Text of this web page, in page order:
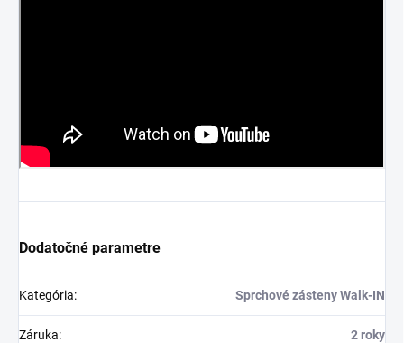
Dodatočné parametre
Kategória: Sprchové zásteny Walk-IN
Záruka: 2 roky